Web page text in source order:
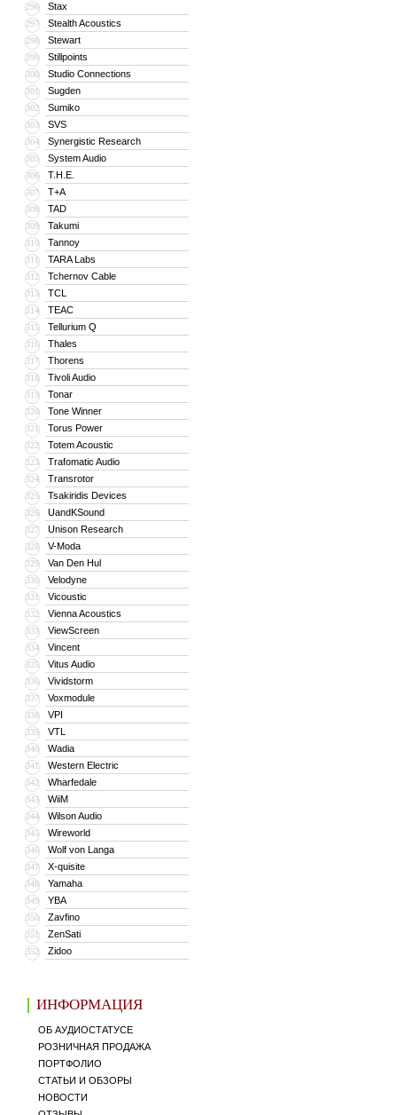
296 Stax
297 Stealth Acoustics
298 Stewart
299 Stillpoints
300 Studio Connections
301 Sugden
302 Sumiko
303 SVS
304 Synergistic Research
305 System Audio
306 T.H.E.
307 T+A
308 TAD
309 Takumi
310 Tannoy
311 TARA Labs
312 Tchernov Cable
313 TCL
314 TEAC
315 Tellurium Q
316 Thales
317 Thorens
318 Tivoli Audio
319 Tonar
320 Tone Winner
321 Torus Power
322 Totem Acoustic
323 Trafomatic Audio
324 Transrotor
325 Tsakiridis Devices
326 UandKSound
327 Unison Research
328 V-Moda
329 Van Den Hul
330 Velodyne
331 Vicoustic
332 Vienna Acoustics
333 ViewScreen
334 Vincent
335 Vitus Audio
336 Vividstorm
337 Voxmodule
338 VPI
339 VTL
340 Wadia
341 Western Electric
342 Wharfedale
343 WiiM
344 Wilson Audio
345 Wireworld
346 Wolf von Langa
347 X-quisite
348 Yamaha
349 YBA
350 Zavfino
351 ZenSati
352 Zidoo
ИНФОРМАЦИЯ
ОБ АУДИОСТАТУСЕ
РОЗНИЧНАЯ ПРОДАЖА
ПОРТФОЛИО
СТАТЬИ И ОБЗОРЫ
НОВОСТИ